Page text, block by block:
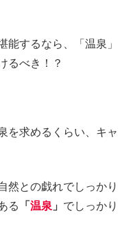
能するなら、「温泉」
るべき！？
を求めるくらい、キャ
然との戯れでしっかり
る
「 温泉 」 でしっかり